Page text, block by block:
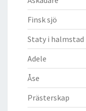
Finsk sjö
Staty i halmstad
Adele
Åse
Prästerskap